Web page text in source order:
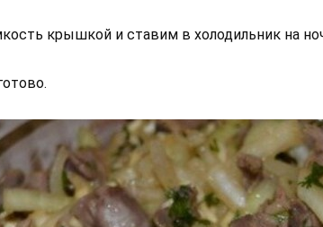
крышкой и ставим в холодильник на